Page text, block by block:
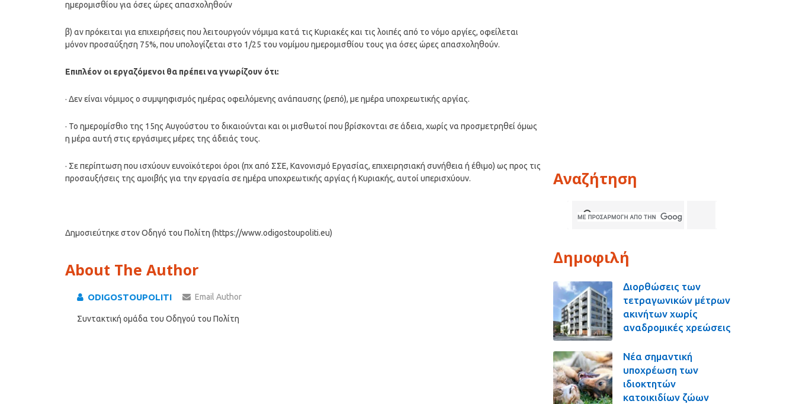
ημερομισθίου για όσες ώρες απασχοληθούν
β) αν πρόκειται για επιχειρήσεις που λειτουργούν νόμιμα κατά τις Κυριακές και τις λοιπές από το νόμο αργίες, οφείλεται
μόνον προσαύξηση 75%, που υπολογίζεται στο 1/25 του νομίμου ημερομισθίου τους για όσες ώρες απασχοληθούν.
Επιπλέον οι εργαζόμενοι θα πρέπει να γνωρίζουν ότι:
· Δεν είναι νόμιμος ο συμψηφισμός ημέρας οφειλόμενης ανάπαυσης (ρεπό), με ημέρα υποχρεωτικής αργίας.
· Το ημερομίσθιο της 15ης Αυγούστου το δικαιούνται και οι μισθωτοί που βρίσκονται σε άδεια, χωρίς να προσμετρηθεί όμως
η μέρα αυτή στις εργάσιμες μέρες της άδειάς τους.
· Σε περίπτωση που ισχύουν ευνοϊκότεροι όροι (πχ από ΣΣΕ, Κανονισμό Εργασίας, επιχειρησιακή συνήθεια ή έθιμο) ως προς τις
προσαυξήσεις της αμοιβής για την εργασία σε ημέρα υποχρεωτικής αργίας ή Κυριακής, αυτοί υπερισχύουν.
Δημοσιεύτηκε στον Οδηγό του Πολίτη (https://www.odigostoupoliti.eu)
About The Author
ODIGOSTOUPOLITI Email Author
Συντακτική ομάδα του Οδηγού του Πολίτη
Αναζήτηση
Δημοφιλή
Διορθώσεις των
τετραγωνικών μέτρων
ακινήτων χωρίς
αναδρομικές χρεώσεις
Νέα σημαντική
υποχρέωση των
ιδιοκτητών
κατοικιδίων ζώων